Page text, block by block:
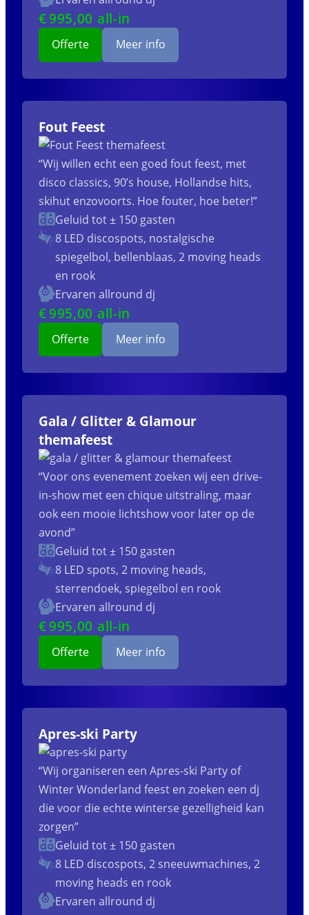
€995,00 all-in
Offerte Meer info
Fout Feest
“Wij willen echt een goed fout feest, met
disco classics, 90’s house, Hollandse hits,
skihut enzovoorts. Hoe fouter, hoe beter!”
Geluid tot ± 150 gasten
8 LED discospots, nostalgische
spiegelbol, bellenblaas, 2 moving heads
en rook
Ervaren allround dj
€995,00 all-in
Offerte Meer info
Gala / Glitter & Glamour
themafeest
“Voor ons evenement zoeken wij een drive-
in-show met een chique uitstraling, maar
ook een mooie lichtshow voor later op de
avond”
Geluid tot ± 150 gasten
8 LED spots, 2 moving heads,
sterrendoek, spiegelbol en rook
Ervaren allround dj
€995,00 all-in
Offerte Meer info
Apres-ski Party
“Wij organiseren een Apres-ski Party of
Winter Wonderland feest en zoeken een dj
die voor die echte winterse gezelligheid kan
zorgen”
Geluid tot ± 150 gasten
8 LED discospots, 2 sneeuwmachines, 2
moving heads en rook
Ervaren allround dj